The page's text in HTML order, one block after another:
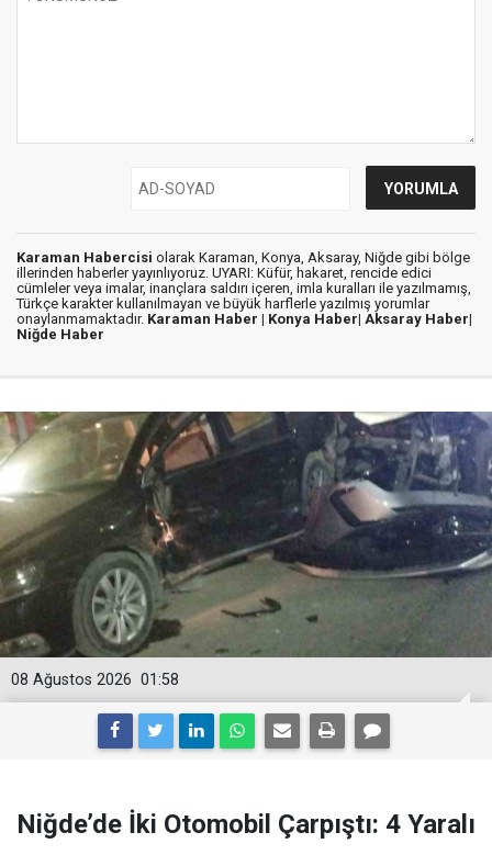
Karaman Habercisi olarak Karaman, Konya, Aksaray, Niğde gibi bölge
illerinden haberler yayınlıyoruz. UYARI: Küfür, hakaret, rencide edici
cümleler veya imalar, inançlara saldırı içeren, imla kuralları ile yazılmamış,
Türkçe karakter kullanılmayan ve büyük harflerle yazılmış yorumlar
onaylanmamaktadır. Karaman Haber | Konya Haber| Aksaray Haber|
Niğde Haber
01:58
08 Ağustos 2026
Niğde’de İki Otomobil Çarpıştı: 4 Yaralı